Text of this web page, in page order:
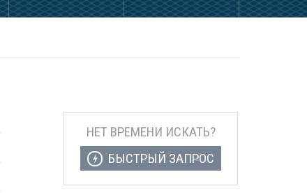
НЕТ ВРЕМЕНИ ИСКАТЬ?
БЫСТРЫЙ ЗАПРОС